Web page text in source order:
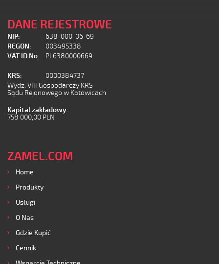
DANE REJESTROWE
NIP:
638-000-06-69
REGON:
003495338
VAT ID No.
PL6380000669
KRS:
0000384737
Wydz. VIII Gospodarczy KRS
Sądu Rejonowego w Katowicach
Kapital zakładowy:
758 000,00 PLN
ZAMEL.COM
Home
Produkty
Usługi
O Nas
Gdzie Kupić
Cennik